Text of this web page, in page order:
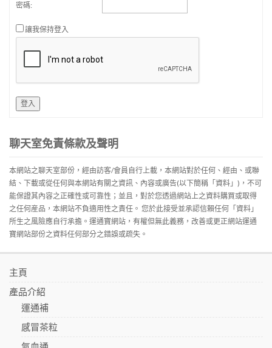
密碼:
讓我保持登入
登入
聊天室免責條款及聲明
本網站之聊天室部份，經由訪客/會員自行上載，本網站對於任何、經由、或聯
結、下載或從任何與本網站有關之資訊、內容或廣告(以下簡稱「資料」)，不可
能保證其內容之正確性或可靠性；並且，對於您透過網站上之資料購買或取得
之任何産品，本網站不負適用性之責任。 您於此接受並承認信賴任何「資料」
所生之風險應自行承擔。運通寶網站，有權但無此義務，改善或更正網站運通
寶網站部份之資料任何部分之錯誤或疏失。
主頁
產品介紹
運通補
感冒茶粒